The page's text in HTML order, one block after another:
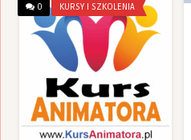
0 KURSY I SZKOLENIA